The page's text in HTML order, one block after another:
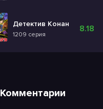
Детектив Конан
1209 серия
8.18
Комментарии